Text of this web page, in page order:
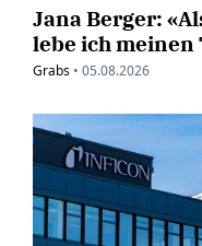
Jana Berger:
lebe ich meinen
Grabs • 05.08.2026